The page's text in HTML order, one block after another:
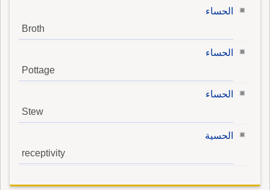
الحساء
Broth
الحساء
Pottage
الحساء
Stew
الحسية
receptivity